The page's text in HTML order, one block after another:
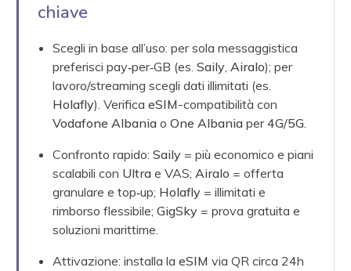
chiave
Scegli in base all’uso: per sola messaggistica
preferisci pay‑per‑GB (es.Saily,Airalo); per
lavoro/streaming scegli dati illimitati (es.
Holafly). VerificaeSIM-compatibilità con
Vodafone Albania oOne Albania per4G/5G.
Confronto rapido:Saily = più economico e piani
scalabili con Ultra e VAS;Airalo = offerta
granulare e top‑up; Holafly = illimitati e
rimborso flessibile;GigSky = prova gratuita e
soluzioni marittime.
Attivazione: installa laeSIM via QR circa 24h